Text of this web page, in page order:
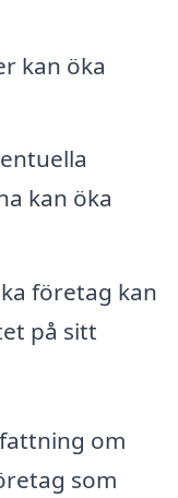
kan öka
kan öka
företag kan
på sitt
om
som